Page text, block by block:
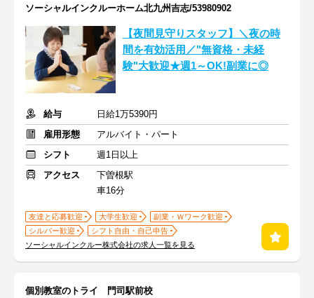
ソーシャルインクルーホーム北九州吉志/53980902
【夜間見守りスタッフ】＼夜の時
間を有効活用／"無資格・未経
験"大歓迎★週1～OK!副業に◎
給与
日給1万5390円
雇用形態
アルバイト・パート
シフト
週1日以上
アクセス
下曽根駅
車16分
友達と応募歓迎 大学生歓迎
副業・Ｗワーク歓迎
シルバー歓迎
シフト自由・自己申告
ソーシャルインクルー株式会社の求人一覧を見る
個別教室のトライ 門司駅前校